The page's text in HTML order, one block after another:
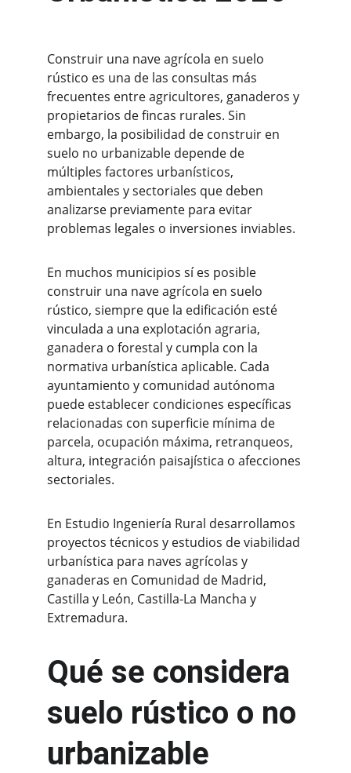
Construir una nave agrícola en suelo
rústico es una de las consultas más
frecuentes entre agricultores, ganaderos y
propietarios de fincas rurales. Sin
embargo, la posibilidad de construir en
suelo no urbanizable depende de
múltiples factores urbanísticos,
ambientales y sectoriales que deben
analizarse previamente para evitar
problemas legales o inversiones inviables.
En muchos municipios sí es posible
construir una nave agrícola en suelo
rústico, siempre que la edificación esté
vinculada a una explotación agraria,
ganadera o forestal y cumpla con la
normativa urbanística aplicable. Cada
ayuntamiento y comunidad autónoma
puede establecer condiciones específicas
relacionadas con superficie mínima de
parcela, ocupación máxima, retranqueos,
altura, integración paisajística o afecciones
sectoriales.
En Estudio Ingeniería Rural desarrollamos
proyectos técnicos y estudios de viabilidad
urbanística para naves agrícolas y
ganaderas en Comunidad de Madrid,
Castilla y León, Castilla-La Mancha y
Extremadura.
Qué se considera
suelo rústico o no
urbanizable